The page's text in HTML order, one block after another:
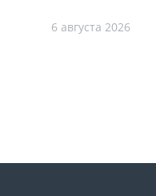
6 августа 2026